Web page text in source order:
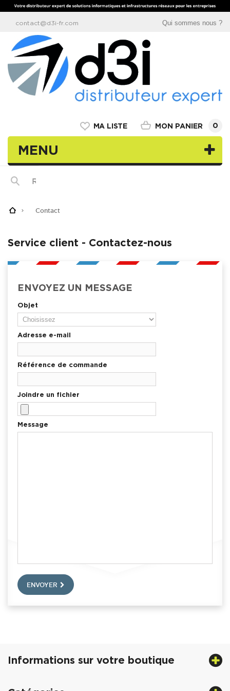
Qui sommes nous ?
contact@d3i-fr.com
MON PANIER 0
MA LISTE
MENU
Contact
Service client - Contactez-nous
ENVOYEZ UN MESSAGE
Objet
Adresse e-mail
Référence de commande
Joindre un fichier
Message
ENVOYER
Informations sur votre boutique